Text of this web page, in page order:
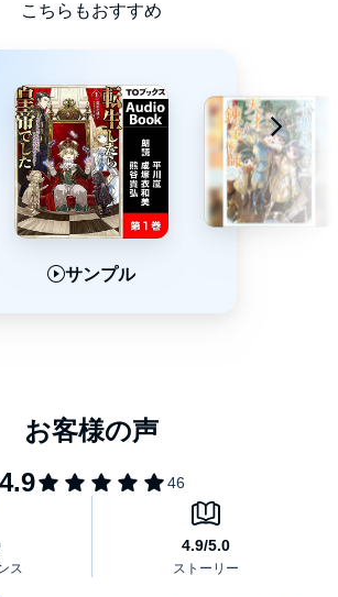
王政サバイバルファンタジー第１０弾！
(P)TO Books.
こちらもおすすめ
サンプル